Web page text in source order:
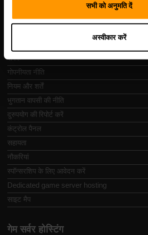
सभी को अनुमति दें
अस्वीकार करें
त्वरित नेविगेशन
संपर्क
गोपनीयता नीति
नियम और शर्तें
भुगतान वापसी की नीति
दुरुपयोग की रिपोर्ट करें
कंट्रोल पैनल
सहायता
नौकरियां
स्पॉन्सरशिप के लिए आवेदन करें
Dedicated game server hosting
साइट मैप
गेम सर्वर होस्टिंग